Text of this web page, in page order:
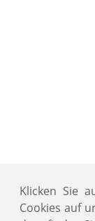
Klicken Sie
Cookies auf